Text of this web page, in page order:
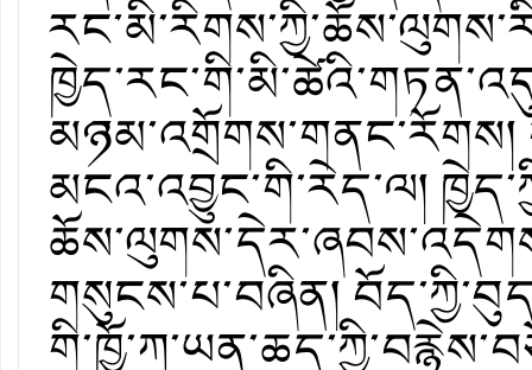
མཉམ་འགྲོགས་གནང་རོགས།
མངའ་འབྱུང་གི་རེད་ལ།
གསུངས་པ་བཞིན།